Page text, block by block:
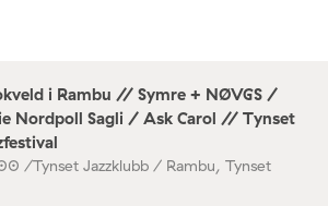
i Rambu // Symre + NØVGS /
Nordpoll Sagli / Ask Carol // Tynset
/Tynset Jazzklubb / Rambu, Tynset